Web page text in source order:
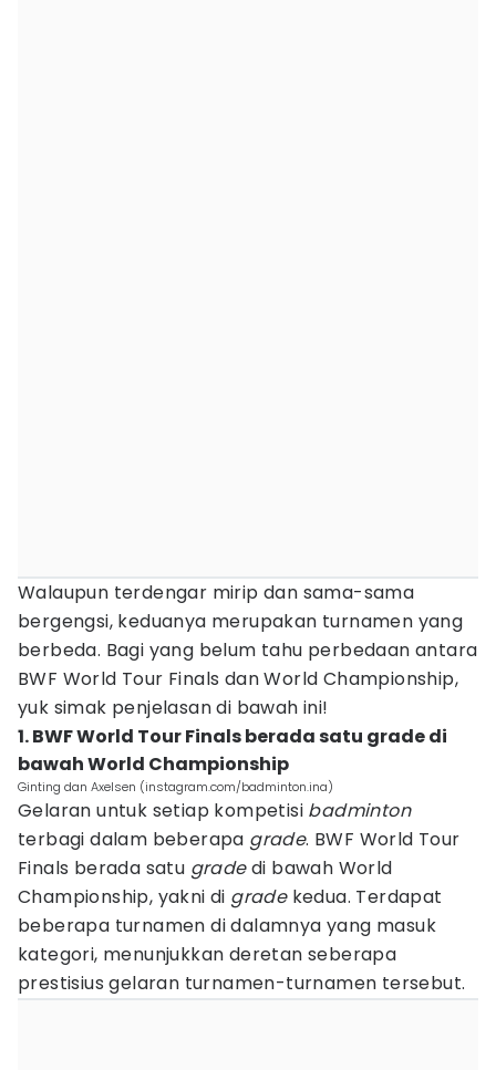
Walaupun terdengar mirip dan sama-sama
bergengsi, keduanya merupakan turnamen yang
berbeda. Bagi yang belum tahu perbedaan antara
BWF World Tour Finals dan World Championship,
yuk simak penjelasan di bawah ini!
1. BWF World Tour Finals berada satu grade di
bawah World Championship
Ginting dan Axelsen (instagram.com/badminton.ina)
Gelaran untuk setiap kompetisi badminton
terbagi dalam beberapa grade. BWF World Tour
Finals berada satu gradedi bawah World
Championship, yakni di gradekedua. Terdapat
beberapa turnamen di dalamnya yang masuk
kategori, menunjukkan deretan seberapa
prestisius gelaran turnamen-turnamen tersebut.